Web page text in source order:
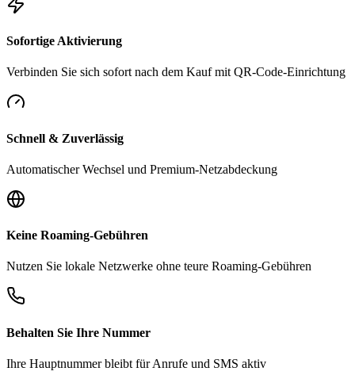
Sofortige Aktivierung
Verbinden Sie sich sofort nach dem Kauf mit QR-Code-Einrichtung
Schnell & Zuverlässig
Automatischer Wechsel und Premium-Netzabdeckung
Keine Roaming-Gebühren
Nutzen Sie lokale Netzwerke ohne teure Roaming-Gebühren
Behalten Sie Ihre Nummer
Ihre Hauptnummer bleibt für Anrufe und SMS aktiv